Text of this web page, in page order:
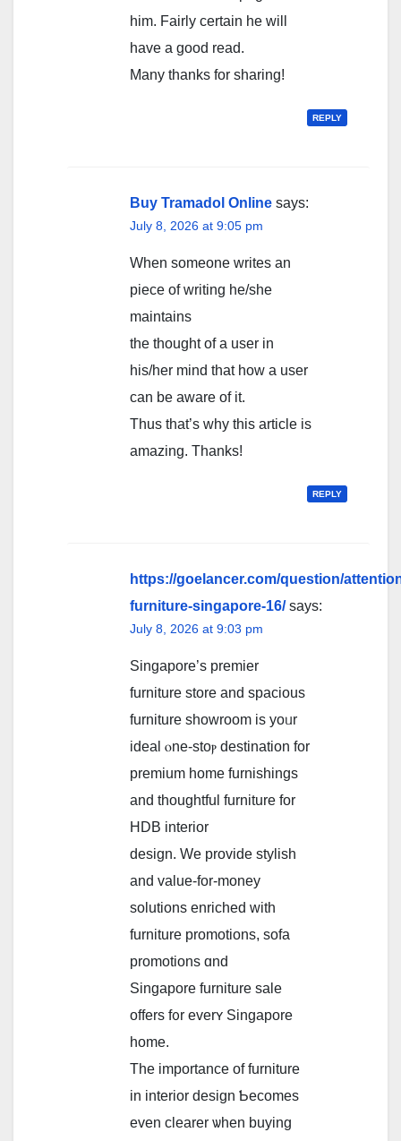
him. Fairly certain he will
have a good read.
Many thanks for sharing!
REPLY
Buy Tramadol Online says:
July 8, 2026 at 9:05 pm
When someone writes an
piece of writing he/she
maintains
the thought of a user in
his/her mind that how a user
can be aware of it.
Thus that’s why this article is
amazing. Thanks!
REPLY
https://goelancer.com/question/
furniture-singapore-16/ says:
July 8, 2026 at 9:03 pm
Singapore’s premier
furniture store and spacious
furniture showroom іs уoᥙr
ideal ⲟne-ѕtoⲣ destination for
premium һome furnishings
аnd thoughtful furniture fοr
HDB interior
design. Ԝe provide stylish
and valuе-fοr-money
solutions enriched ԝith
furniture promotions, sofa
promotions ɑnd
Singapore furniture sale
οffers f᧐r еverʏ Singapore
һome.
The impоrtance of furniture
іn interior design Ƅecomes
еven clearer ѡhen buying